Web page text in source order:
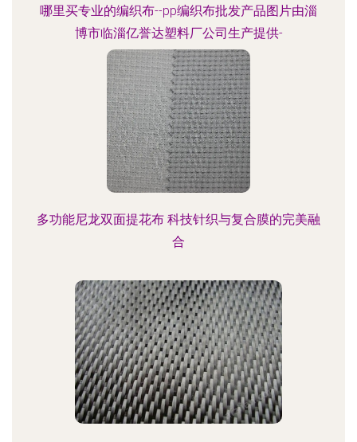
哪里买专业的编织布--pp编织布批发产品图片由淄
博市临淄亿誉达塑料厂公司生产提供-
多功能尼龙双面提花布 科技针织与复合膜的完美融
合